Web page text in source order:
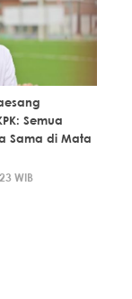
Semua
Sama di Mata
WIB